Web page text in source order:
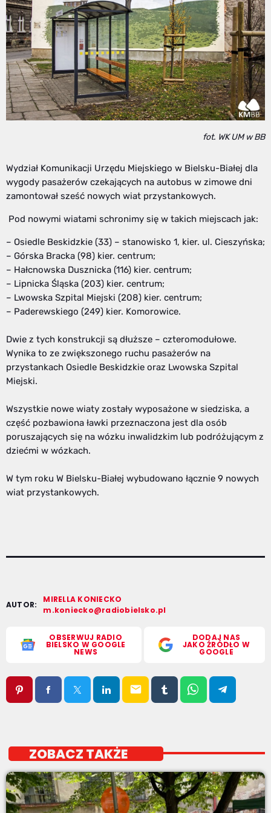
fot. WK UM w BB
Wydział Komunikacji Urzędu Miejskiego w Bielsku-Białej dla
wygody pasażerów czekających na autobus w zimowe dni
zamontował sześć nowych wiat przystankowych.
Pod nowymi wiatami schronimy się w takich miejscach jak:
– Osiedle Beskidzkie (33) – stanowisko 1, kier. ul. Cieszyńska;
– Górska Bracka (98) kier. centrum;
– Hałcnowska Dusznicka (116) kier. centrum;
– Lipnicka Śląska (203) kier. centrum;
– Lwowska Szpital Miejski (208) kier. centrum;
– Paderewskiego (249) kier. Komorowice.
Dwie z tych konstrukcji są dłuższe – czteromodułowe.
Wynika to ze zwiększonego ruchu pasażerów na
przystankach Osiedle Beskidzkie oraz Lwowska Szpital
Miejski.
Wszystkie nowe wiaty zostały wyposażone w siedziska, a
część pozbawiona ławki przeznaczona jest dla osób
poruszających się na wózku inwalidzkim lub podróżującym z
dziećmi w wózkach.
W tym roku W Bielsku-Białej wybudowano łącznie 9 nowych
wiat przystankowych.
AUTOR:
MIRELLA KONIECKO
m.koniecko@radiobielsko.pl
OBSERWUJ RADIO
BIELSKO W GOOGLE
NEWS
DODAJ NAS
JAKO ŹRÓDŁO W
GOOGLE
email
ZOBACZ TAKŻE